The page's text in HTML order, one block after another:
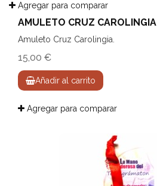
Agregar para comparar
AMULETO CRUZ CAROLINGIA
Amuleto Cruz Carolingia.
15,00 €
Añadir al carrito
Agregar para comparar